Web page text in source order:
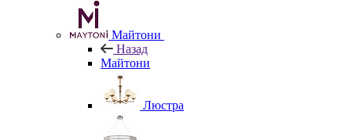
Майтони
Назад
Майтони
Люстра